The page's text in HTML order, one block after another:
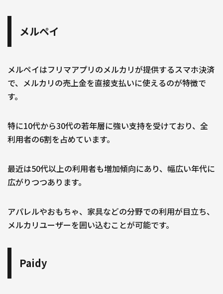
メルペイ
メルペイはフリマアプリのメルカリが提供するスマホ決済
で、メルカリの売上金を直接支払いに使えるのが特徴で
す。
特に10代から30代の若年層に強い支持を受けており、全
利用者の6割を占めています。
最近は50代以上の利用者も増加傾向にあり、幅広い年代に
広がりつつあります。
アパレルやおもちゃ、家具などの分野での利用が目立ち、
メルカリユーザーを囲い込むことが可能です。
Paidy